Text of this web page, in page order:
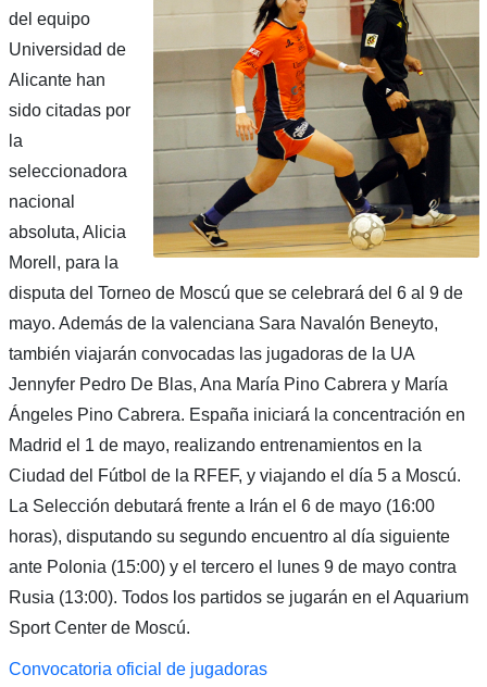
del equipo
Universidad de
Alicante han
sido citadas por
la
seleccionadora
nacional
absoluta, Alicia
Morell, para la
disputa del Torneo de Moscú que se celebrará del 6 al 9 de
mayo. Además de la valenciana Sara Navalón Beneyto,
también viajarán convocadas las jugadoras de la UA
Jennyfer Pedro De Blas, Ana María Pino Cabrera y María
Ángeles Pino Cabrera. España iniciará la concentración en
Madrid el 1 de mayo, realizando entrenamientos en la
Ciudad del Fútbol de la RFEF, y viajando el día 5 a Moscú.
La Selección debutará frente a Irán el 6 de mayo (16:00
horas), disputando su segundo encuentro al día siguiente
ante Polonia (15:00) y el tercero el lunes 9 de mayo contra
Rusia (13:00). Todos los partidos se jugarán en el Aquarium
Sport Center de Moscú.
Convocatoria oficial de jugadoras